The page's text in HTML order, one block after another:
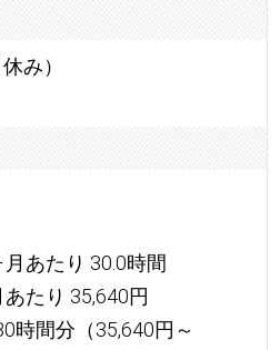
み）
あたり 30.0時間
たり 35,640円
時間分（35,640円～